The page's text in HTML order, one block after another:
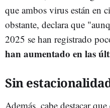
que ambos virus están en
obstante, declara que
2025 se han registrado
han aumentado en las
Sin
Además, cabe destacar